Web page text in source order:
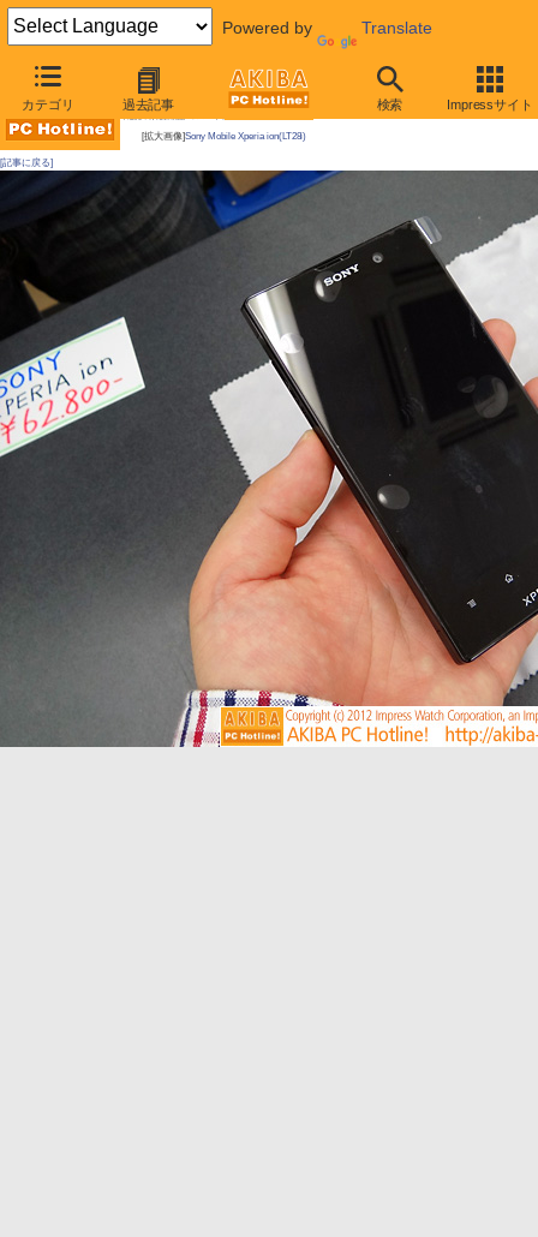
Powered by Translate
カテゴリ 過去記事 検索 Impressサイト
AKIBA PC Hotline!
[拡大画像]Sony Mobile Xperia ion(LT28i)
[記事に戻る]